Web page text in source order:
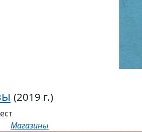
(2019 г.)
Магазины